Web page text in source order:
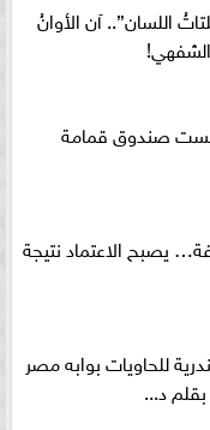
اللسان”.. آن الأوانُ
صندوق قمامة
يصبح الاعتماد نتيجة
للحاويات بوابه مصر
بقلم د...